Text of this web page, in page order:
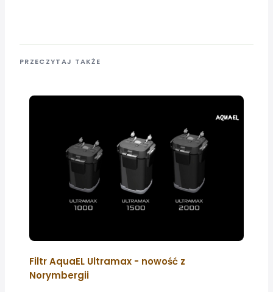
PRZECZYTAJ TAKŻE
Filtr AquaEL Ultramax - nowość z
Norymbergii